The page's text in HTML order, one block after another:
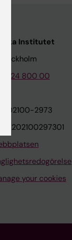
Institutet
Stockholm
524 800 00
202100-2973
SE202100297301
your cookies